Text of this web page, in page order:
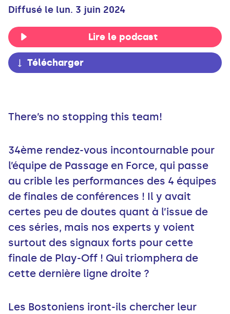
Diffusé le lun. 3 juin 2024
Lire le podcast
Télécharger
There’s no stopping this team!
34ème rendez-vous incontournable pour
l’équipe de Passage en Force, qui passe
au crible les performances des 4 équipes
de finales de conférences ! Il y avait
certes peu de doutes quant à l’issue de
ces séries, mais nos experts y voient
surtout des signaux forts pour cette
finale de Play-Off ! Qui triomphera de
cette dernière ligne droite ?
Les Bostoniens iront-ils chercher leur